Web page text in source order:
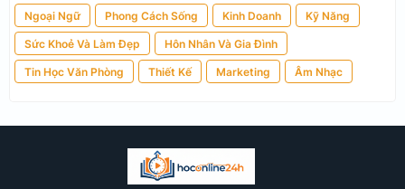
Ngoại Ngữ Phong Cách Sống Kinh Doanh Kỹ Năng
Sức Khoẻ Và Làm Đẹp Hôn Nhân Và Gia Đình
Tin Học Văn Phòng Thiết Kế Marketing Âm Nhạc